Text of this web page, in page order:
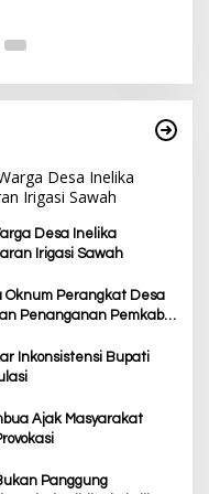
Desa Inelika
Irigasi Sawah
Oknum Perangkat Desa
Penanganan Pemkab
Inkonsistensi Bupati
Ajak Masyarakat
Panggung